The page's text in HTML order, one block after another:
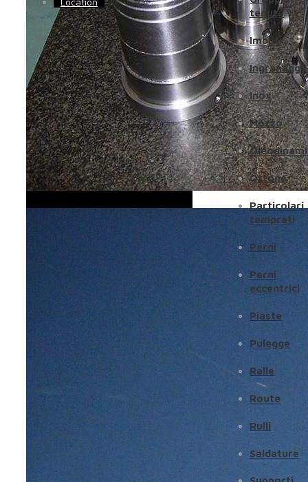
tenuta
Imbuti
Ingranaggi
Inox
Mozzo
Ottone
Particolari
temprati
Perni
Perni
eccentrici
Piaste
Pulegge
Ralle
Route
Rulli
Saldature